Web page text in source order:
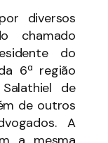
diversos
chamado
do
6ª região
de
de outros
A